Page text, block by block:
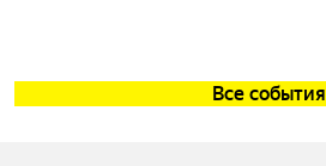
Все события